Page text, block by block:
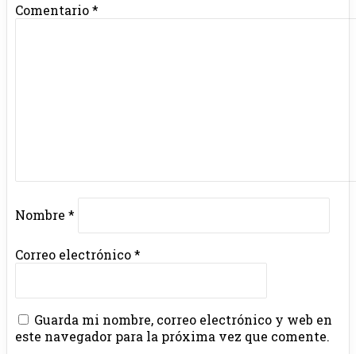
Comentario*
Nombre *
Correo electrónico*
Guarda mi nombre, correo electrónico y web en
este navegador para la próxima vez que comente.